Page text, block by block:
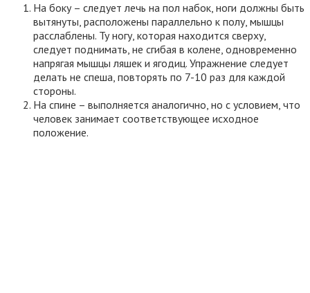
На боку – следует лечь на пол набок, ноги должны быть
вытянуты, расположены параллельно к полу, мышцы
расслаблены. Ту ногу, которая находится сверху,
следует поднимать, не сгибая в колене, одновременно
напрягая мышцы ляшек и ягодиц. Упражнение следует
делать не спеша, повторять по 7-10 раз для каждой
стороны.
На спине – выполняется аналогично, но с условием, что
человек занимает соответствующее исходное
положение.